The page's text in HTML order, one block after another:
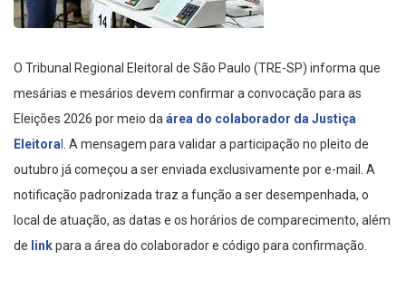
O Tribunal Regional Eleitoral de São Paulo (TRE-SP) informa que
mesárias e mesários devem confirmar a convocação para as
Eleições 2026 por meio da área do colaborador da Justiça
Eleitora
. A mensagem para validar a participação no pleito de
outubro já começou a ser enviada exclusivamente por e-mail. A
notificação padronizada traz a função a ser desempenhada, o
local de atuação, as datas e os horários de comparecimento, além
de linkpara a área do colaborador e código para confirmação.